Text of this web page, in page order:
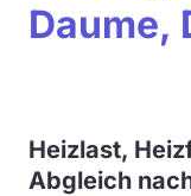
Daume,
Heizlast,
Abgleich